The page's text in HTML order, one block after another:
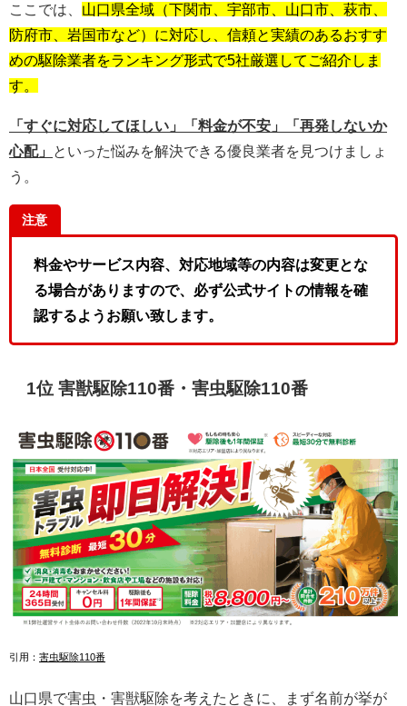
ここでは、 山口県全域（下関市、宇部市、山口市、萩市、
防府市、岩国市など）に対応し、信頼と実績のあるおすす
めの駆除業者をランキング形式で5社厳選してご紹介しま
す。
「すぐに対応してほしい」「料金が不安」「再発しないか
心配」
といった悩みを解決できる優良業者を見つけましょ
う。
注意
料金やサービス内容、対応地域等の内容は変更とな
る場合がありますので、必ず公式サイトの情報を確
認するようお願い致します。
1位 害獣駆除110番・害虫駆除110番
引用： 害虫駆除110番
山口県で害虫・害獣駆除を考えたときに、まず名前が挙が